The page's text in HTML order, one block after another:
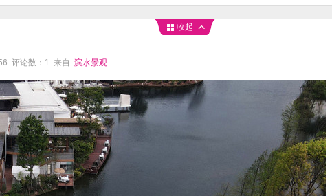
收起
评论数：1 来自 滨水景观